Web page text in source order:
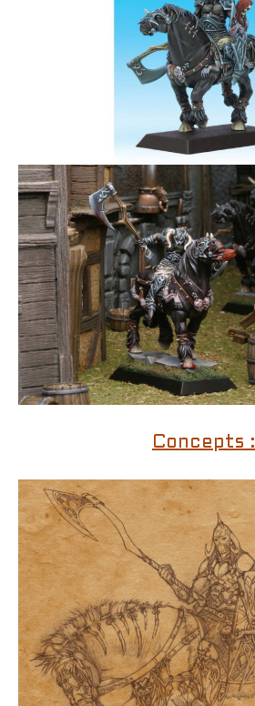
Concepts :